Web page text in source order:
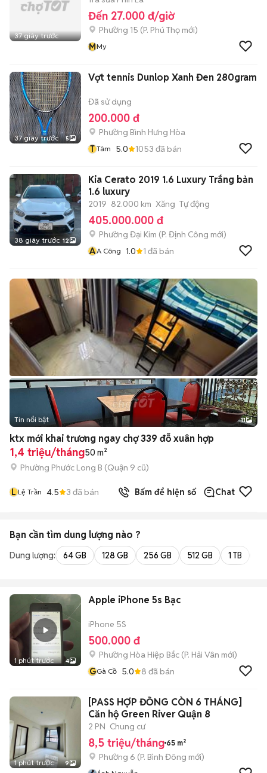
37 giây trước
Đến 27.000 đ/giờ
Phường 15 (P. Phú Thọ mới)
MMy
37 giây trước 5
Vợt tennis Dunlop Xanh Đen 280gram
Đã sử dụng
200.000 đ
Phường Bình Hưng Hòa
T Tâm 5.0 1053 đã bán
38 giây trước 12
Kia Cerato 2019 1.6 Luxury Trắng bản
1.6 luxury
2019 82.000 km Xăng Tự động
405.000.000 đ
Phường Đại Kim (P. Định Công mới)
AA Công 1.0 1 đã bán
+2
Tin nổi bật 11
ktx mới khai trương ngay chợ 339 đỗ xuân hợp
1,4 triệu/tháng50 m²
Phường Phước Long B (Quận 9 cũ)
L Lệ Trần 4.5 3 đã bán Bấm để hiện số Chat
Bạn cần tìm dung lượng nào ?
Dung lượng: 64 GB 128 GB 256 GB 512 GB 1 TB
1 phút trước 4
Apple iPhone 5s Bạc
iPhone 5S
500.000 đ
Phường Hòa Hiệp Bắc (P. Hải Vân mới)
GGà Cồ 5.0 8 đã bán
1 phút trước 9
[PASS HỢP ĐỒNG CÒN 6 THÁNG]
Căn hộ Green River Quận 8
2 PN Chung cư
8,5 triệu/tháng 65 m²
Phường 6 (P. Bình Đông mới)